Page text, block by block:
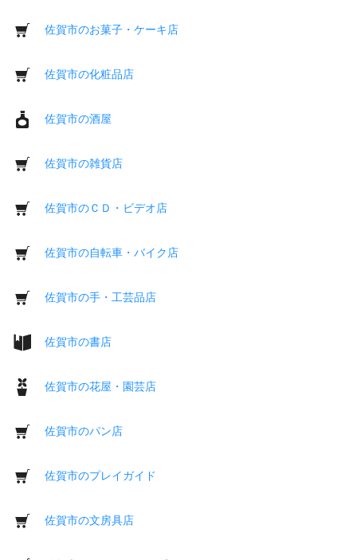
佐賀市のお菓子・ケーキ店
佐賀市の化粧品店
佐賀市の酒屋
佐賀市の雑貨店
佐賀市のＣＤ・ビデオ店
佐賀市の自転車・バイク店
佐賀市の手・工芸品店
佐賀市の書店
佐賀市の花屋・園芸店
佐賀市のパン店
佐賀市のプレイガイド
佐賀市の文房具店